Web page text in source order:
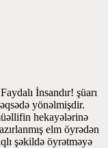
İnsandır! şüarı
yönəlmişdir.
hekayələrinə
elm öyrədən
şəkildə öyrətməyə